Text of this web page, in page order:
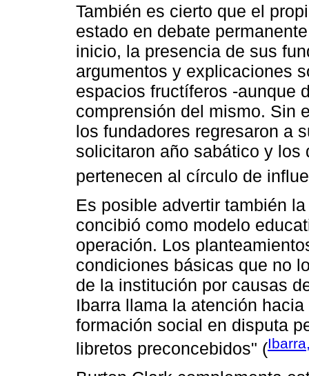
También es cierto que el
estado en debate
inicio, la presencia de sus
argumentos y explicaciones
espacios fructíferos -aunque
comprensión del mismo. Sin
los fundadores regresaron a
solicitaron año sabático y los
pertenecen al círculo de
Es posible advertir también
concibió como modelo
operación. Los
condiciones básicas que no
de la institución por causas
Ibarra llama la atención
formación social en disputa
libretos preconcebidos" (